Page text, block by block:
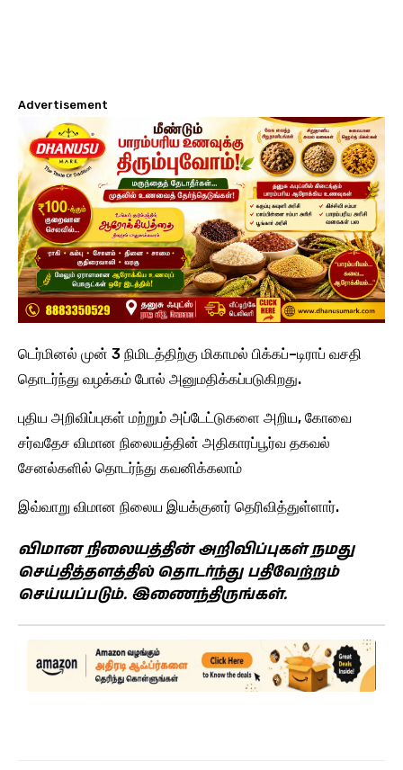
Advertisement
டெர்மினல் முன் 3 நிமிடத்திற்கு மிகாமல் பிக்கப்–டிராப் வசதி
தொடர்ந்து வழக்கம் போல் அனுமதிக்கப்படுகிறது.
புதிய அறிவிப்புகள் மற்றும் அப்டேட்டுகளை அறிய, கோவை
சர்வதேச விமான நிலையத்தின் அதிகாரப்பூர்வ தகவல்
சேனல்களில் தொடர்ந்து கவனிக்கலாம்
இவ்வாறு விமான நிலைய இயக்குனர் தெரிவித்துள்ளார்.
விமான நிலையத்தின் அறிவிப்புகள் நமது
செய்தித்தளத்தில் தொடர்ந்து பதிவேற்றம்
செய்யப்படும். இணைந்திருங்கள்.